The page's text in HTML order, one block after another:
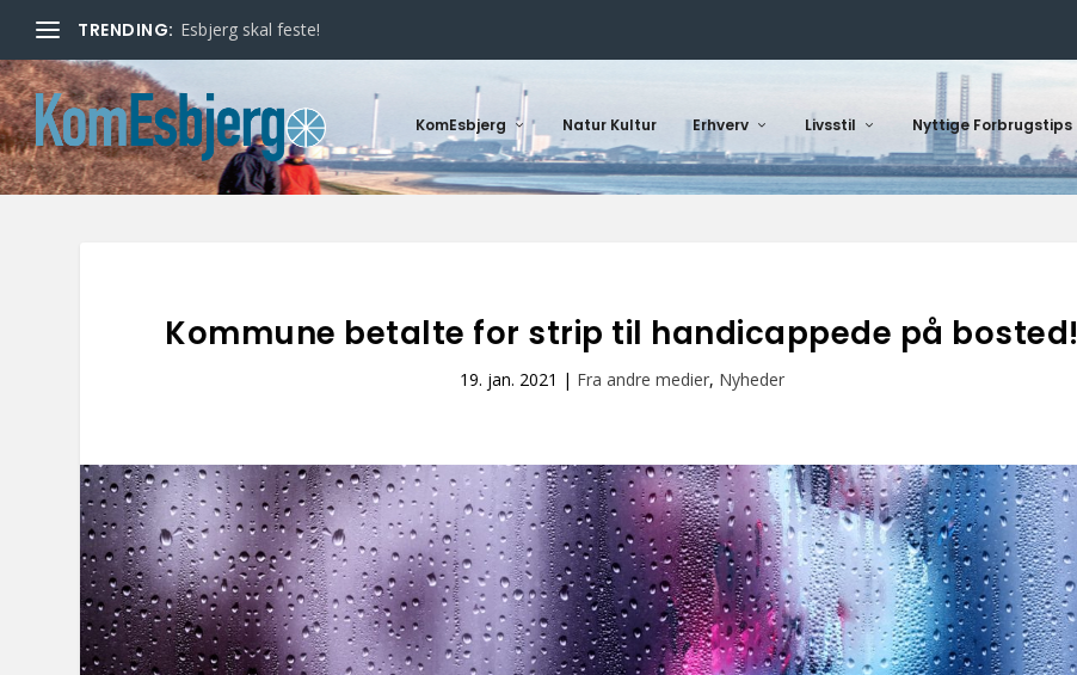
TRENDING: Esbjerg skal feste!
KomEsbjerg Natur Kultur Erhverv Livsstil Nyttige Forbrugstips
Kommune betalte for strip til handicappede på bosted!
19. jan. 2021 | Fra andre medier, Nyheder